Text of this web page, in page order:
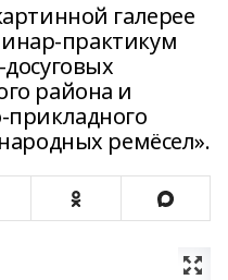
галерее
практикум
района и
прикладного
ремёсел».